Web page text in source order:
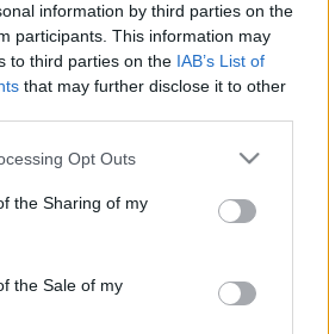
information by third parties on the
participants. This information may
to third parties on the IAB’s List of
that may further disclose it to other
app uses one or more Google
usage behaviour. You may click to
Google and its third-party tags to
specified purposes in below Google
Opt Outs
the Sharing of my
the Sale of my
általában az előadóval,
Pedig gyakran a nekünk
dúdolt dallamok nem is
a szerzőtől származnak.
Napján a szövegíróké és
- Zenészek
6. hét